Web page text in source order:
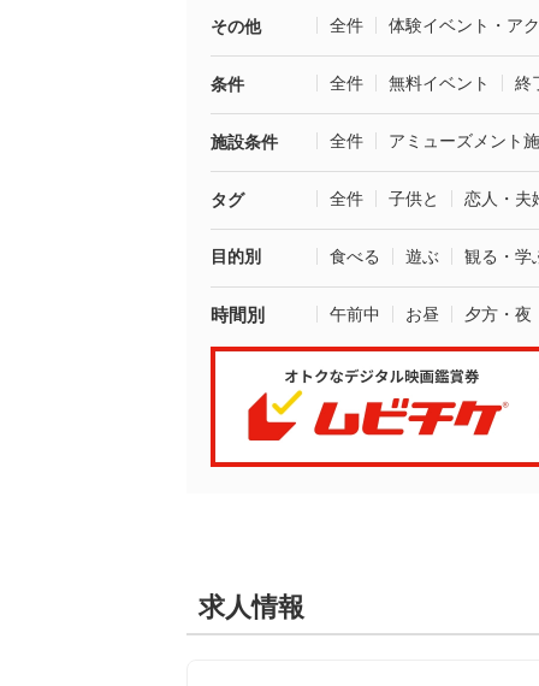
その他 全件 体験イベント・ア
条件 全件 無料イベント 終
施設条件 全件 アミューズメント
タグ 全件 子供と 恋人・夫
目的別 食べる 遊ぶ 観る・学
時間別 午前中 お昼 夕方・夜
求人情報